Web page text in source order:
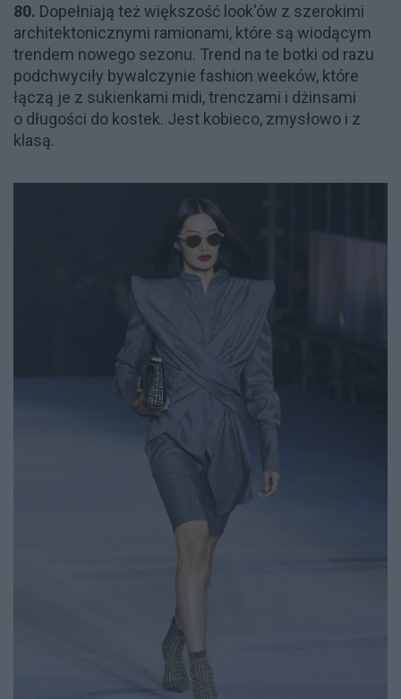
80. Dopełniają też większość look'ów z szerokimi
architektonicznymi ramionami, które są wiodącym
trendem nowego sezonu. Trend na te botki od razu
podchwyciły bywalczynie fashion weeków, które
łączą je z sukienkami midi, trenczami i dżinsami
o długości do kostek. Jest kobieco, zmysłowo i z
klasą.